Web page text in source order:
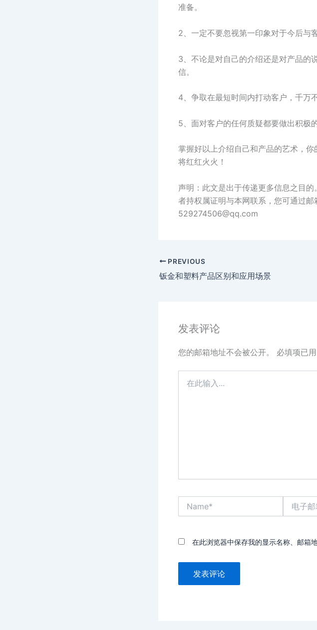
准备。
2、一定不要忽视第一印象对于今后与
3、不论是对自己的介绍还是对产品的
信。
4、争取在最短时间内打动客户，千万
5、面对客户的任何质疑都要做出积极
掌握好以上介绍自己和产品的艺术，
将红红火火！
声明：此文是出于传递更多信息之目
者持权属证明与本网联系，您可通过
529274506@qq.com
PREVIOUS
钣金和塑料产品区别和应用场景
发表评论
您的邮箱地址不会被公开。 必填项已用
*
在此浏览器中保存我的显示名称、邮箱